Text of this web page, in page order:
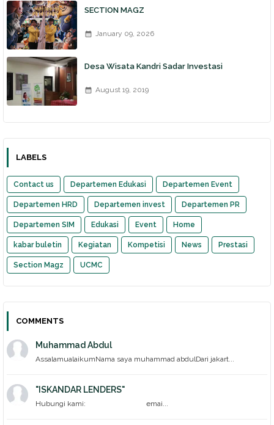
SECTION MAGZ
January 09, 2026
Desa Wisata Kandri Sadar Investasi
August 19, 2019
LABELS
Contact us Departemen Edukasi Departemen Event
Departemen HRD Departemen invest Departemen PR
Departemen SIM Edukasi Event Home
kabar buletin Kegiatan Kompetisi News Prestasi
Section Magz UCMC
COMMENTS
Muhammad Abdul
AssalamualaikumNama saya muhammad abdulDari jakart...
"ISKANDAR LENDERS"
Hubungi kami: emai...